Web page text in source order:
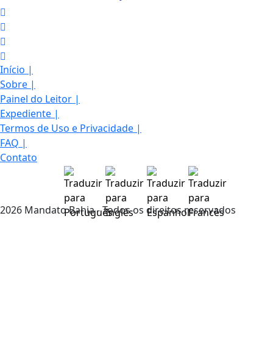
Início |
Sobre |
Painel do Leitor |
Expediente |
Termos de Uso e Privacidade |
FAQ |
Contato
2026 Mandato Bahia - Todos os direitos reservados